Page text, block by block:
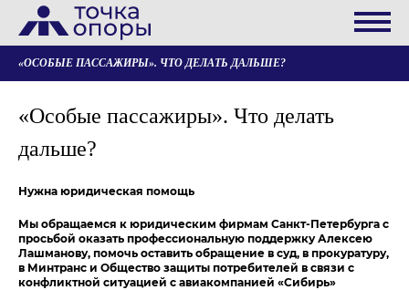
«ОСОБЫЕ ПАССАЖИРЫ». ЧТО ДЕЛАТЬ ДАЛЬШЕ?
«Особые пассажиры». Что делать
дальше?
Нужна юридическая помощь
Мы обращаемся к юридическим фирмам Санкт-Петербурга с
просьбой оказать профессиональную поддержку Алексею
Лашманову, помочь оставить обращение в суд, в прокуратуру,
в Минтранс и Общество защиты потребителей в связи с
конфликтной ситуацией с авиакомпанией «Сибирь»